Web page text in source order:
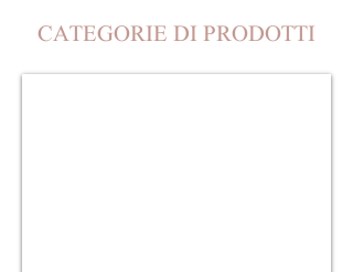
CATEGORIE DI PRODOTTI